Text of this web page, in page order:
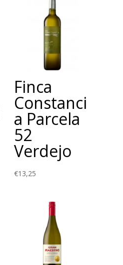
€6,95.€6,30.
Finca
Constanci
a Parcela
52
Verdejo
€13,25